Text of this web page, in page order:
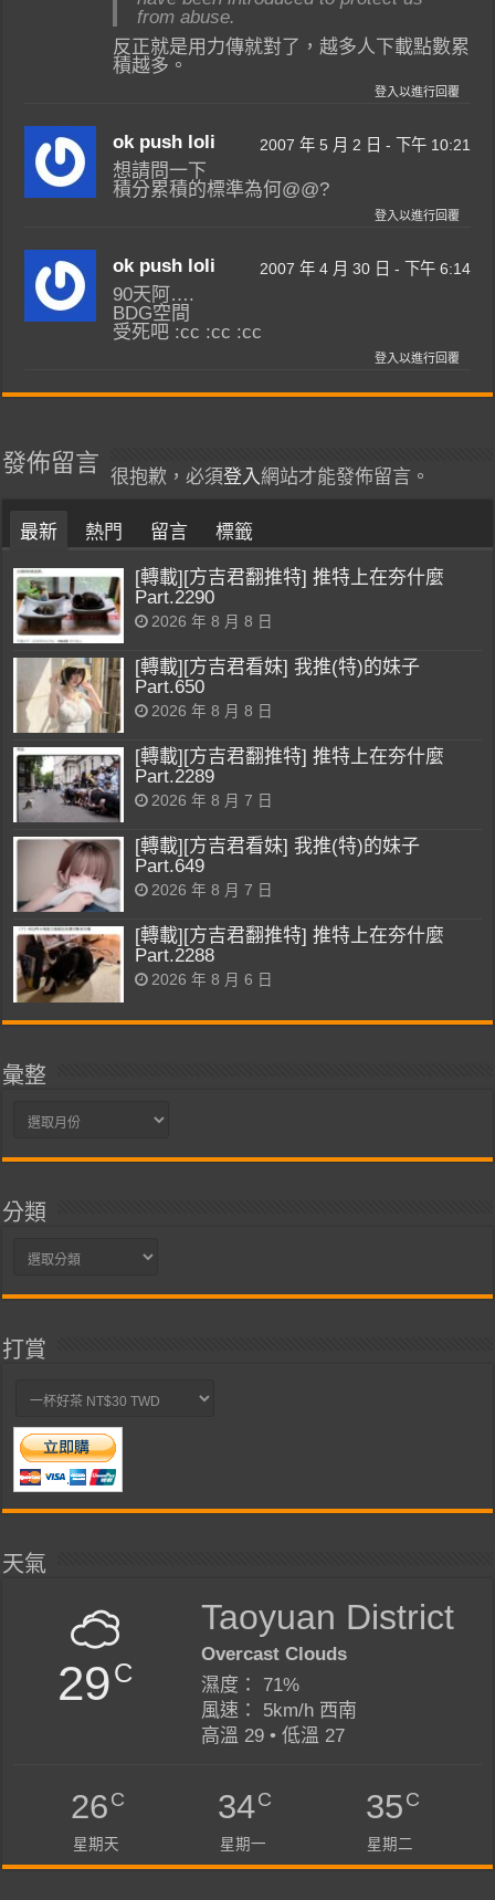
from abuse.
反正就是用力傳就對了，越多人下載點數累
積越多。
登入以進行回覆
ok push loli 2007 年 5 月 2 日 - 下午 10:21
想請問一下
積分累積的標準為何@@?
登入以進行回覆
ok push loli 2007 年 4 月 30 日 - 下午 6:14
90天阿….
BDG空間
受死吧 :cc :cc :cc
登入以進行回覆
發佈留言
很抱歉，必須登入 網站才能發佈留言。
最新 熱門 留言 標籤
[轉載][方吉君翻推特] 推特上在夯什麼
Part.2290
2026 年 8 月 8 日
[轉載][方吉君看妹] 我推(特)的妹子
Part.650
2026 年 8 月 8 日
[轉載][方吉君翻推特] 推特上在夯什麼
Part.2289
2026 年 8 月 7 日
[轉載][方吉君看妹] 我推(特)的妹子
Part.649
2026 年 8 月 7 日
[轉載][方吉君翻推特] 推特上在夯什麼
Part.2288
2026 年 8 月 6 日
彙整
彙
分類
分
打賞
天氣
29C
Taoyuan District
Overcast Clouds
濕度： 71%
風速： 5km/h 西南
高溫 29 • 低溫 27
26C
星期天
34C
星期一
35C
星期二